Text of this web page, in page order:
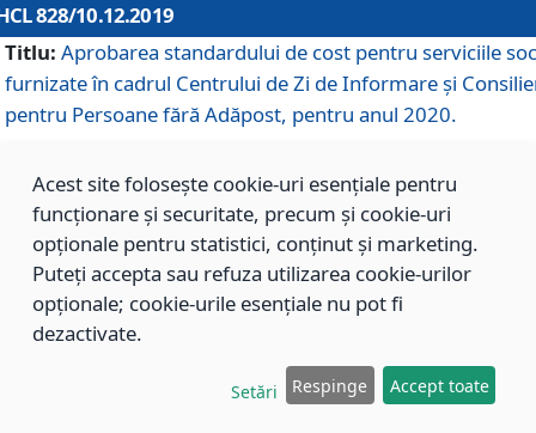
828/10.12.2019
Titlu: Aprobarea standardului de cost pentru serviciile
furnizate în cadrul Centrului de Zi de Informare și
pentru Persoane fără Adăpost, pentru anul 2020.
827/10.12.2019
Aprobarea standardului de cost pentru serviciile
furnizate în cadrul Centrului Rezidențial pentru Persoane
Adăpost, pentru anul 2020.
Aprobarea standardului de cost pentru serviciile
Acest site folosește cookie-uri esențiale pentru
funcționare și securitate, precum și cookie-uri
opționale pentru statistici, conținut și marketing.
Puteți accepta sau refuza utilizarea cookie-urilor
opționale; cookie-urile esențiale nu pot fi
dezactivate.
Setări Respinge Accept toate